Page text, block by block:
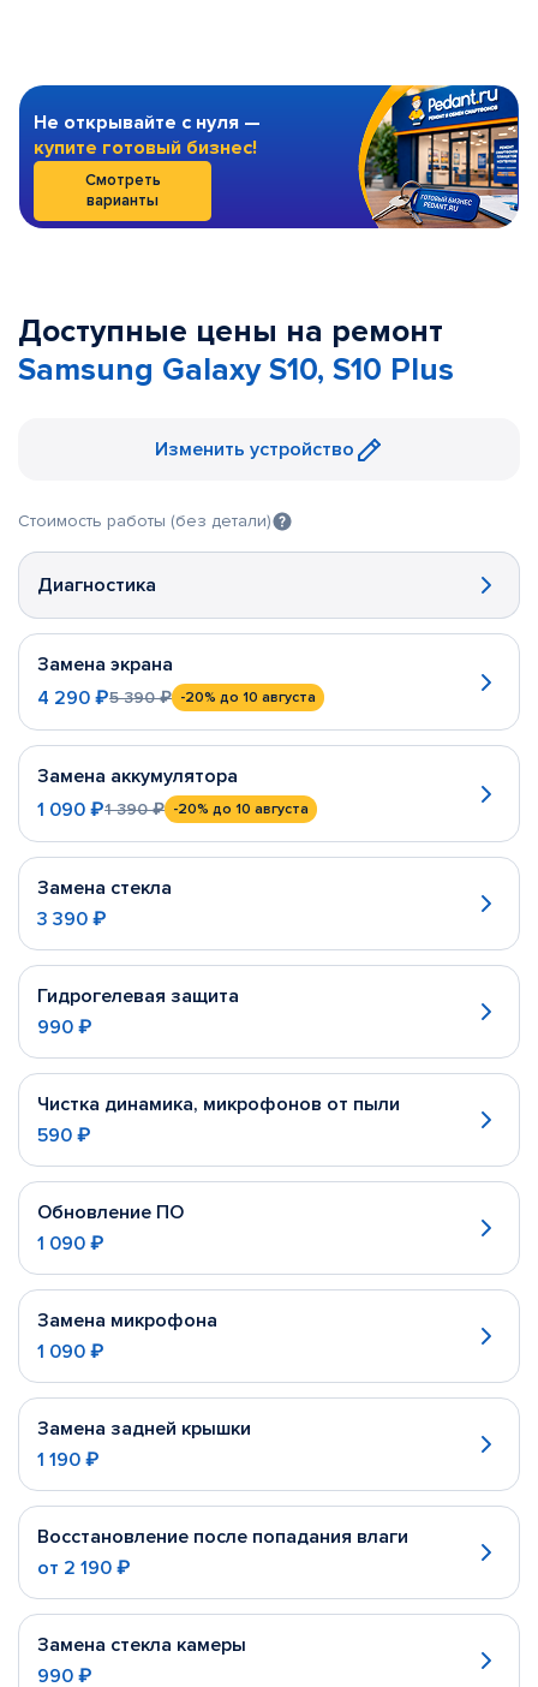
Не открывайте с нуля —
купите готовый бизнес!
Смотреть
варианты
Доступные цены на ремонт
Samsung Galaxy S10, S10 Plus
Изменить устройство
Стоимость работы (без детали)
Диагностика
Замена экрана
4 290 ₽5 390 ₽ -20% до 10 августа
Замена аккумулятора
1 090 ₽1 390 ₽ -20% до 10 августа
Замена стекла
3 390 ₽
Гидрогелевая защита
990 ₽
Чистка динамика, микрофонов от пыли
590 ₽
Обновление ПО
1 090 ₽
Замена микрофона
1 090 ₽
Замена задней крышки
1 190 ₽
Восстановление после попадания влаги
от 2 190 ₽
Замена стекла камеры
990 ₽